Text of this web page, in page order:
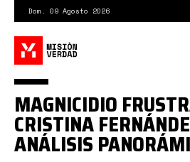
contenido
principal
Dom. 09 Agosto 2026
MAGNICIDIO
CRISTINA
ANÁLISIS